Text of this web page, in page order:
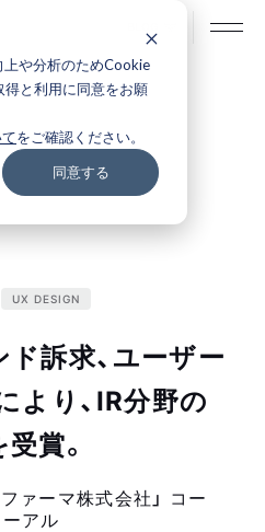
上や分析のためCookie
と利用に同意をお願
をご確認ください。
同意する
UX DESIGN
訴求、ユーザー
より、IR分野の
賞。
ァーマ株式会社」 コー
アル